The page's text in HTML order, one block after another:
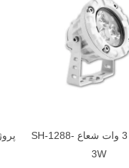
پروژکتور 3 وات شعاع SH-1288-
3W